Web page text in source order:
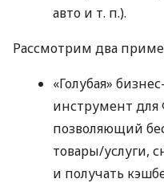
авто и т. п.).
Рассмотрим два
«Голубая»
инструмент
позволяющий
товары/услуги,
и получать